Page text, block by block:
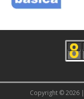
Copyright © 2026